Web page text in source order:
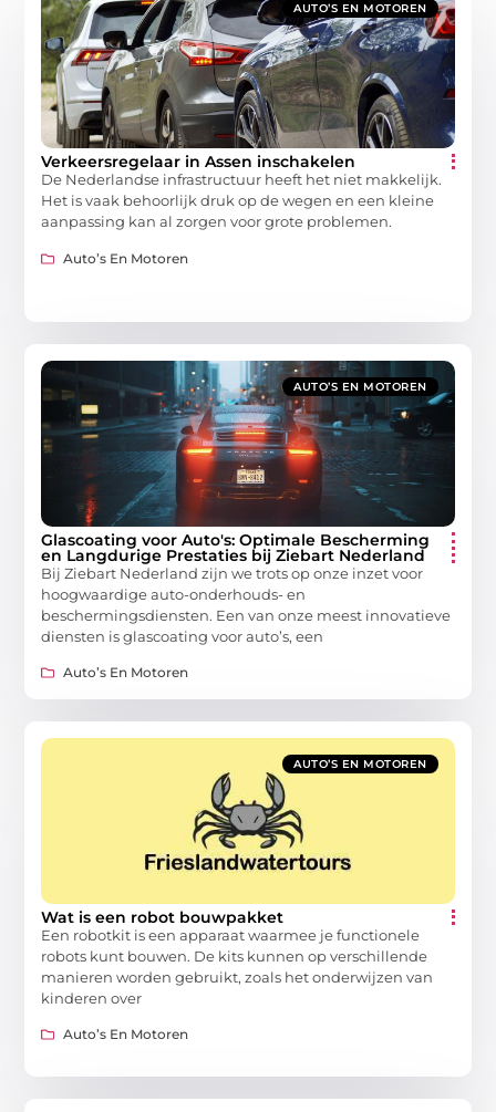
AUTO’S EN MOTOREN
Verkeersregelaar in Assen inschakelen
De Nederlandse infrastructuur heeft het niet makkelijk.
Het is vaak behoorlijk druk op de wegen en een kleine
aanpassing kan al zorgen voor grote problemen.
Auto’s En Motoren
AUTO’S EN MOTOREN
Glascoating voor Auto's: Optimale Bescherming
en Langdurige Prestaties bij Ziebart Nederland
Bij Ziebart Nederland zijn we trots op onze inzet voor
hoogwaardige auto-onderhouds- en
beschermingsdiensten. Een van onze meest innovatieve
diensten is glascoating voor auto’s, een
Auto’s En Motoren
AUTO’S EN MOTOREN
Wat is een robot bouwpakket
Een robotkit is een apparaat waarmee je functionele
robots kunt bouwen. De kits kunnen op verschillende
manieren worden gebruikt, zoals het onderwijzen van
kinderen over
Auto’s En Motoren